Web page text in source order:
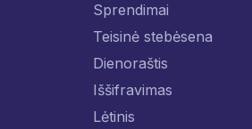
Sprendimai
Teisinė stebėsena
Dienoraštis
Iššifravimas
Lėtinis